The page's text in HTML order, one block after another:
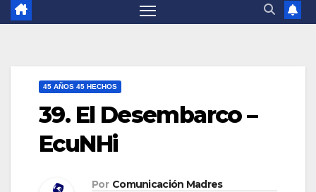
45 AÑOS 45 HECHOS
39. El Desembarco –
EcuNHi
Por Comunicación Madres